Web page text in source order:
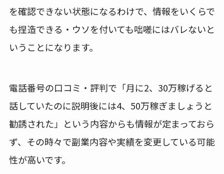
を確認できない状態になるわけで、情報をいくらで
も捏造できる・ウソを付いても咄嗟にはバレないと
いうことになります。
電話番号の口コミ・評判で「月に2、30万稼げると
話していたのに説明後には4、50万稼ぎましょうと
勧誘された」という内容からも情報が定まっておら
ず、その時々で副業内容や実績を変更している可能
性が高いです。